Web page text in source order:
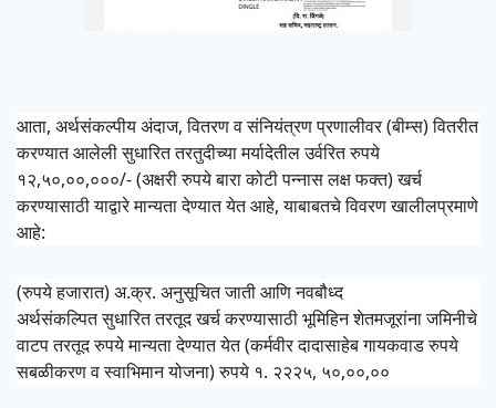
आता, अर्थसंकल्पीय अंदाज, वितरण व संनियंत्रण प्रणालीवर (बीम्स) वितरीत
करण्यात आलेली सुधारित तरतुदीच्या मर्यादेतील उर्वरित रुपये
१२,५०,००,०००/- (अक्षरी रुपये बारा कोटी पन्नास लक्ष फक्त) खर्च
करण्यासाठी याद्वारे मान्यता देण्यात येत आहे, याबाबतचे विवरण खालीलप्रमाणे
आहे:
(रुपये हजारात) अ.क्र. अनुसूचित जाती आणि नवबौध्द
अर्थसंकल्पित सुधारित तरतूद खर्च करण्यासाठी भूमिहिन शेतमजूरांना जमिनीचे
वाटप तरतूद रुपये मान्यता देण्यात येत (कर्मवीर दादासाहेब गायकवाड रुपये
सबळीकरण व स्वाभिमान योजना) रुपये १. २२२५, ५०,००,००